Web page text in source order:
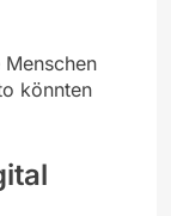
könnten